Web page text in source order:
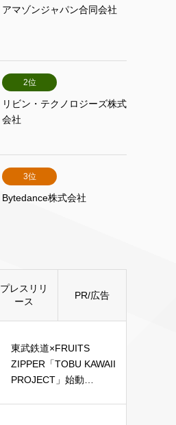
アマゾンジャパン合同会社
2位
リビン・テクノロジーズ株式
会社
3位
Bytedance株式会社
プレスリリ
ース
PR/広告
東武鉄道×FRUITS
ZIPPER「TOBU KAWAII
PROJECT」始動…